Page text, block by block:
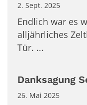
2. Sept. 2025
Endlich war es
alljährliches
Tür. ...
Danksagung
26. Mai 2025